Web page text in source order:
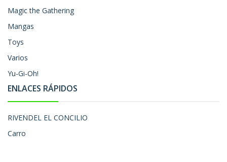
Magic the Gathering
Mangas
Toys
Varios
Yu-Gi-Oh!
ENLACES RÁPIDOS
RIVENDEL EL CONCILIO
Carro